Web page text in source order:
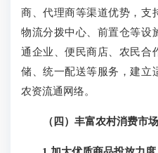
商、代理商等渠道优势，支
物流分拨中心、前置仓等设
通企业、便民商店、农民合
储、统一配送等服务，建立
农资流通网络。
（四）丰富农村消费市场